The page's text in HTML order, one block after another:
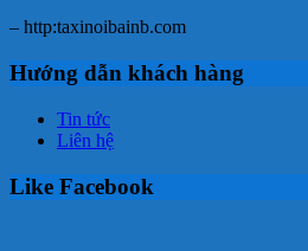
– http:taxinoibainb.com
Hướng dẫn khách hàng
Tin tức
Liên hệ
Like Facebook